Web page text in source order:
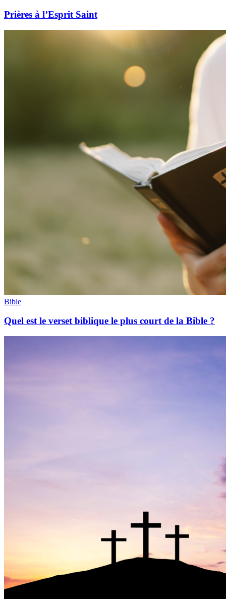
Prières à l’Esprit Saint
Bible
Quel est le verset biblique le plus court de la Bible ?